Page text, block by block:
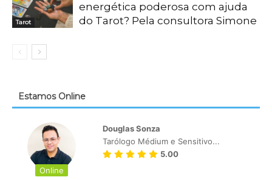
Tarot
energética poderosa com ajuda
do Tarot? Pela consultora Simone
Estamos Online